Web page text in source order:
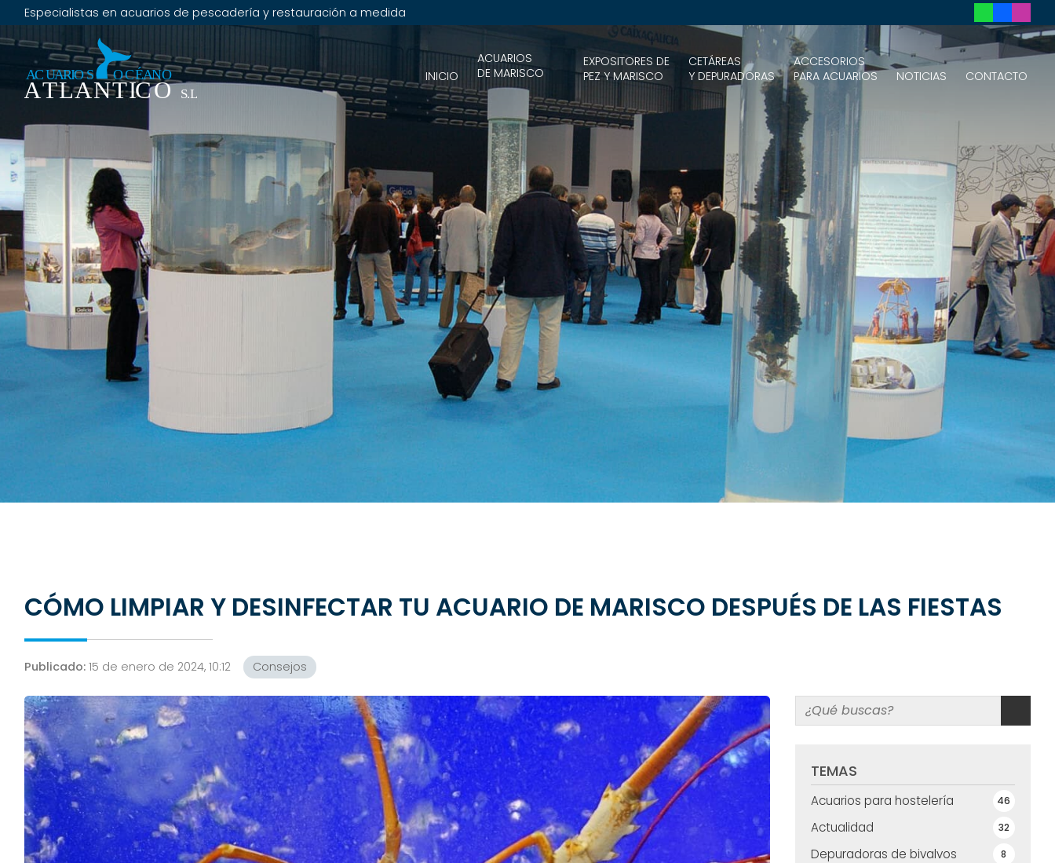
Especialistas en acuarios de pescadería y restauración a medida
INICIO
ACUARIOS
DE MARISCO
EXPOSITORES DE
PEZ Y MARISCO
CETÁREAS
Y DEPURADORAS
ACCESORIOS
PARA ACUARIOS
NOTICIAS CONTACTO
CÓMO LIMPIAR Y DESINFECTAR TU ACUARIO DE MARISCO DESPUÉS DE LAS FIESTAS
Publicado: 15 de enero de 2024, 10:12 Consejos
TEMAS
Acuarios para hostelería 46
Actualidad 32
Depuradoras de bivalvos 8